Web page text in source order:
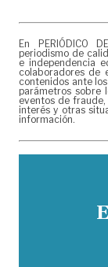
En PERIÓDICO
periodismo de
e independencia
colaboradores de
contenidos ante
parámetros sobre
eventos de
interés y otras
información.